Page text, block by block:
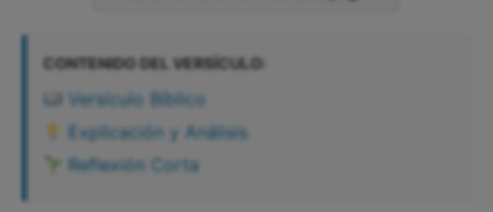
CONTENIDO DEL VERSÍCULO:
Versículo Bíblico
Explicación y Análisis
Reflexión Corta